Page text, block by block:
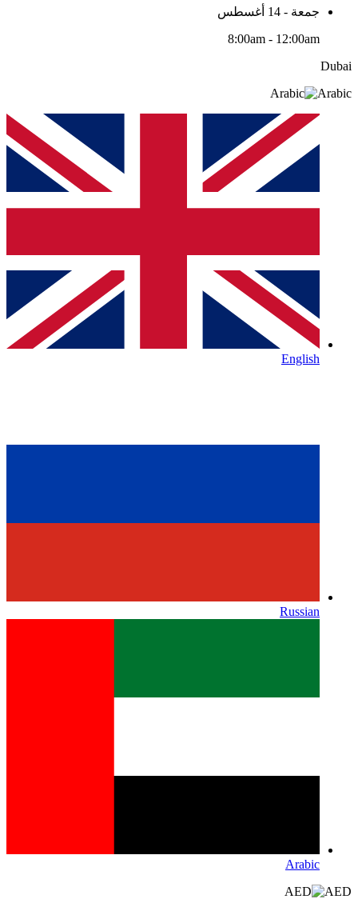
جمعة - 14 أغسطس
8:00am - 12:00am
Dubai
Arabic
English
Russian
Arabic
AED